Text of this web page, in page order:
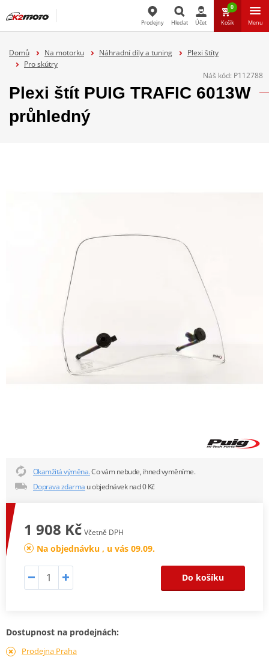
Prodejny Hledat Účet
0
Košík Menu
Domů Na motorku Náhradní díly a tuning
Plexi štíty
Pro skútry
Náš kód: P112788
Plexi štít PUIG TRAFIC 6013W
průhledný
Okamžitá výměna.Co vám nebude, ihned vyměníme.
Doprava zdarma u objednávek nad 0 Kč
1 908 Kč Včetně DPH
Na objednávku , u vás 09.09.
Do košíku
Dostupnost na prodejnách:
Prodejna Praha